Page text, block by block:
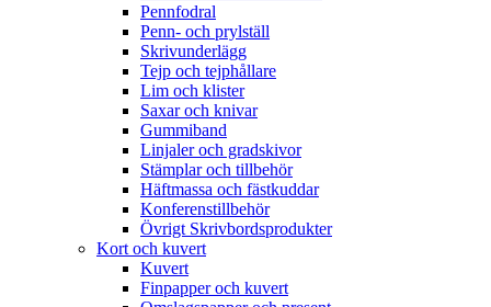
Pennfodral
Penn- och prylställ
Skrivunderlägg
Tejp och tejphållare
Lim och klister
Saxar och knivar
Gummiband
Linjaler och gradskivor
Stämplar och tillbehör
Häftmassa och fästkuddar
Konferenstillbehör
Övrigt Skrivbordsprodukter
Kort och kuvert
Kuvert
Finpapper och kuvert